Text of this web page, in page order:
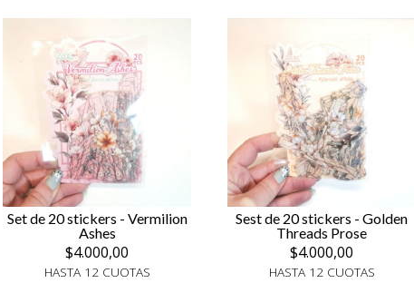
Set de 20 stickers - Vermilion
Ashes
$4.000,00
HASTA 12 CUOTAS
Sest de 20 stickers - Golden
Threads Prose
$4.000,00
HASTA 12 CUOTAS